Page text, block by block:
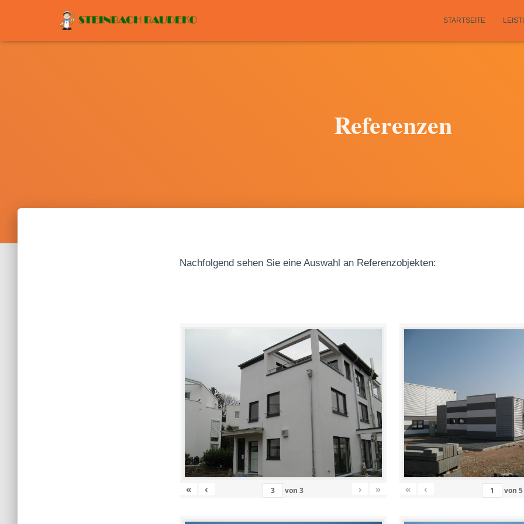
STARTSEITE
Referenzen
Nachfolgend sehen Sie eine Auswahl an Referenzobjekten:
« ‹ von3 › » « ‹ von5